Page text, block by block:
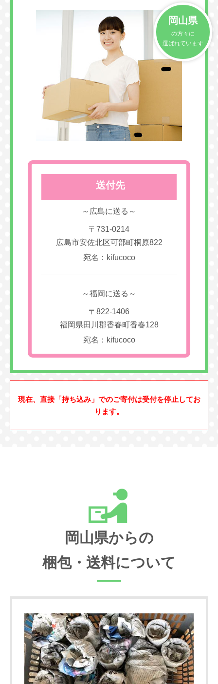
岡山県
の方々に
選ばれています
送付先
～広島に送る～
〒731-0214
広島市安佐北区可部町桐原822
宛名：kifucoco
～福岡に送る～
〒822-1406
福岡県田川郡香春町香春128
宛名：kifucoco
現在、直接「持ち込み」でのご寄付は受付を停止してお
ります。
岡山県からの
梱包・送料について